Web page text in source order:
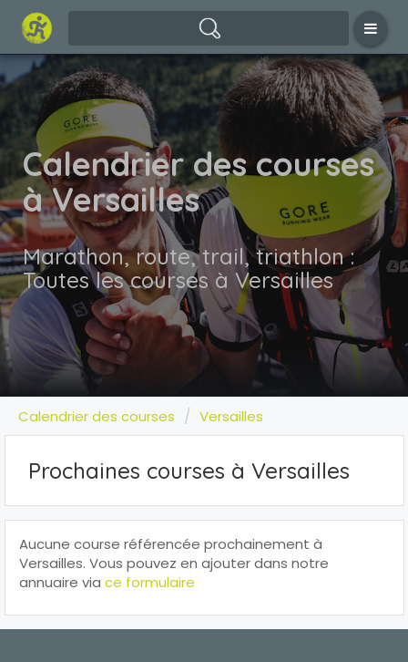
Calendrier des courses
à Versailles
Marathon, route, trail, triathlon :
Toutes les courses à Versailles
Calendrier des courses Versailles
Prochaines courses à Versailles
Aucune course référencée prochainement à
Versailles. Vous pouvez en ajouter dans notre
annuaire via ce formulaire